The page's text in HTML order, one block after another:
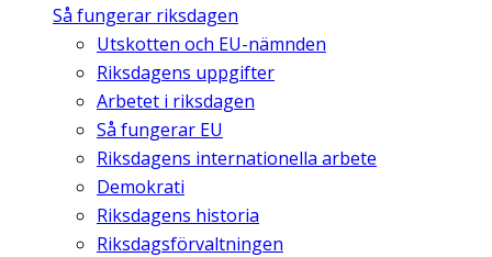
Så fungerar riksdagen
Utskotten och EU-nämnden
Riksdagens uppgifter
Arbetet i riksdagen
Så fungerar EU
Riksdagens internationella arbete
Demokrati
Riksdagens historia
Riksdagsförvaltningen